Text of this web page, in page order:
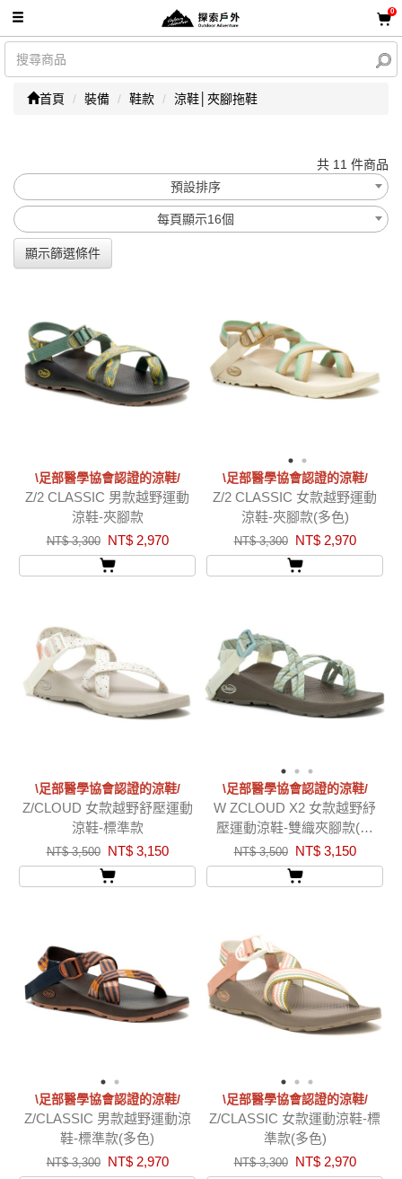
0
首頁 裝備 鞋款 涼鞋│夾腳拖鞋
共 11 件商品
預設排序
每頁顯示16個
顯示篩選條件
\足部醫學協會認證的涼鞋/
Z/2 CLASSIC 男款越野運動
涼鞋-夾腳款
NT$ 3,300 NT$ 2,970
\足部醫學協會認證的涼鞋/
Z/2 CLASSIC 女款越野運動
涼鞋-夾腳款(多色)
NT$ 3,300 NT$ 2,970
\足部醫學協會認證的涼鞋/
Z/CLOUD 女款越野舒壓運動
涼鞋-標準款
NT$ 3,500 NT$ 3,150
\足部醫學協會認證的涼鞋/
W ZCLOUD X2 女款越野紓
壓運動涼鞋-雙織夾腳款(多
色)
NT$ 3,500 NT$ 3,150
\足部醫學協會認證的涼鞋/
Z/CLASSIC 男款越野運動涼
鞋-標準款(多色)
NT$ 3,300 NT$ 2,970
\足部醫學協會認證的涼鞋/
Z/CLASSIC 女款運動涼鞋-標
準款(多色)
NT$ 3,300 NT$ 2,970